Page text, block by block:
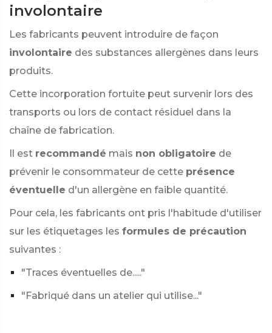
involontaire
Les fabricants peuvent introduire de façon
involontaire des substances allergènes dans leurs
produits.
Cette incorporation fortuite peut survenir lors des
transports ou lors de contact résiduel dans la
chaîne de fabrication.
Il est recommandé mais non obligatoire de
prévenir le consommateur de cette présence
éventuelle d'un allergène en faible quantité.
Pour cela, les fabricants ont pris l'habitude d'utiliser
sur les étiquetages les formules de précaution
suivantes :
"Traces éventuelles de....."
"Fabriqué dans un atelier qui utilise..."